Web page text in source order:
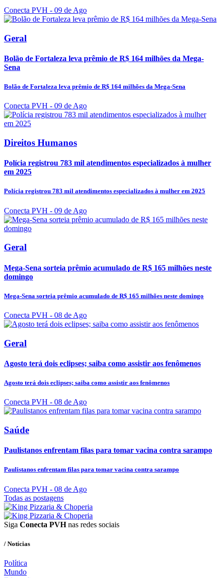
Conecta PVH - 09 de Ago
Geral
Bolão de Fortaleza leva prêmio de R$ 164 milhões da Mega-
Sena
Bolão de Fortaleza leva prêmio de R$ 164 milhões da Mega-Sena
Conecta PVH - 09 de Ago
Direitos Humanos
Polícia registrou 783 mil atendimentos especializados à mulher
em 2025
Polícia registrou 783 mil atendimentos especializados à mulher em 2025
Conecta PVH - 09 de Ago
Geral
Mega-Sena sorteia prêmio acumulado de R$ 165 milhões neste
domingo
Mega-Sena sorteia prêmio acumulado de R$ 165 milhões neste domingo
Conecta PVH - 08 de Ago
Geral
Agosto terá dois eclipses; saiba como assistir aos fenômenos
Agosto terá dois eclipses; saiba como assistir aos fenômenos
Conecta PVH - 08 de Ago
Saúde
Paulistanos enfrentam filas para tomar vacina contra sarampo
Paulistanos enfrentam filas para tomar vacina contra sarampo
Conecta PVH - 08 de Ago
Todas as postagens
Siga Conecta PVHnas redes sociais
/ Notícias
Política
Mundo